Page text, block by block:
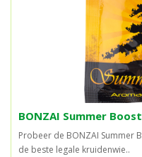
BONZAI Summer
Probeer de BONZAI Summer
de beste legale kruidenwie..